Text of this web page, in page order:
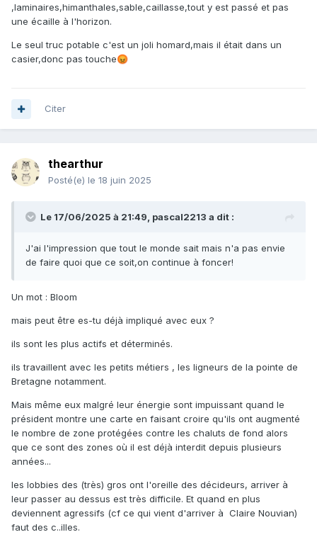
,laminaires,himanthales,sable,caillasse,tout y est passé et pas
une écaille à l'horizon.
Le seul truc potable c'est un joli homard,mais il était dans un
casier,donc pas touche😡
Citer
thearthur
Posté(e) le 18 juin 2025
Le 17/06/2025 à 21:49, pascal2213 a dit :
J'ai l'impression que tout le monde sait mais n'a pas envie
de faire quoi que ce soit,on continue à foncer!
Un mot : Bloom
mais peut être es-tu déjà impliqué avec eux ?
ils sont les plus actifs et déterminés.
ils travaillent avec les petits métiers , les ligneurs de la pointe de
Bretagne notamment.
Mais même eux malgré leur énergie sont impuissant quand le
président montre une carte en faisant croire qu'ils ont augmenté
le nombre de zone protégées contre les chaluts de fond alors
que ce sont des zones où il est déjà interdit depuis plusieurs
années...
les lobbies des (très) gros ont l'oreille des décideurs, arriver à
leur passer au dessus est très difficile. Et quand en plus
deviennent agressifs (cf ce qui vient d'arriver à Claire Nouvian)
faut des c..illes.